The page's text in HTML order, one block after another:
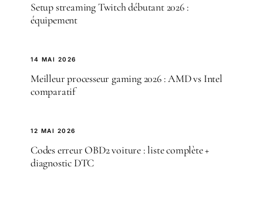
Setup streaming Twitch débutant 2026 :
équipement
14 MAI 2026
Meilleur processeur gaming 2026 : AMD vs Intel
comparatif
12 MAI 2026
Codes erreur OBD2 voiture : liste complète +
diagnostic DTC